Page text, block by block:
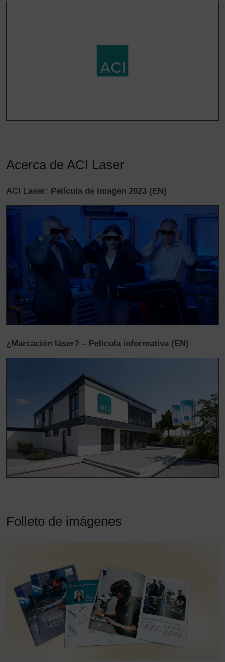
Acerca de ACI Laser
ACI Laser: Película de imagen 2023 (EN)
¿Marcación láser? – Película informativa (EN)
Folleto de imágenes